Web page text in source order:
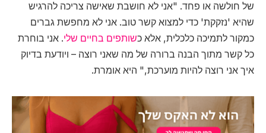
של חולשה או פחד. "אני לא חושבת שאישה צריכה להרגיש
שהיא 'נזקקת' כדי למצוא קשר טוב. אני לא מחפשת גברים
כמקור לתמיכה כלכלית, אלא כשותפים בחיים שלי. אני בוחרת
כל קשר מתוך הבנה ברורה של מה שאני רוצה – ויודעת בדיוק
איך אני רוצה להיות מוערכת," היא אומרת.